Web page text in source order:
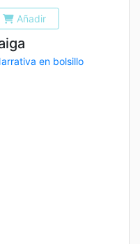
Añadir
en bolsillo